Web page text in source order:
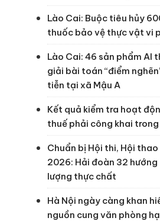
Lào Cai: Buộc tiêu hủy
thuốc bảo vệ thực vật vi
Lào Cai: 46 sản phẩm AI
giải bài toán “điểm
tiễn tại xã Mậu A
Kết quả kiểm tra hoạt
thuế phải công khai
Chuẩn bị Hội thi, Hội thao
2026: Hải đoàn 32
lượng thực chất
Hà Nội ngày càng khan
nguồn cung văn phòng